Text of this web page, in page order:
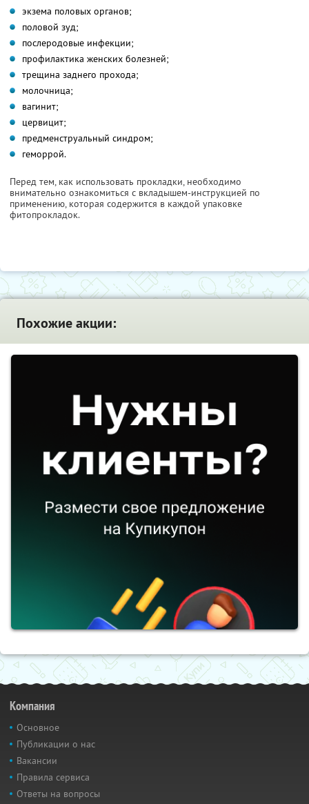
экзема половых органов;
половой зуд;
послеродовые инфекции;
профилактика женских болезней;
трещина заднего прохода;
молочница;
вагинит;
цервицит;
предменструальный синдром;
геморрой.
Перед тем, как использовать прокладки, необходимо
внимательно ознакомиться с вкладышем-инструкцией по
применению, которая содержится в каждой упаковке
фитопрокладок.
Похожие акции:
Компания
Основное
Публикации о нас
Вакансии
Правила сервиса
Ответы на вопросы